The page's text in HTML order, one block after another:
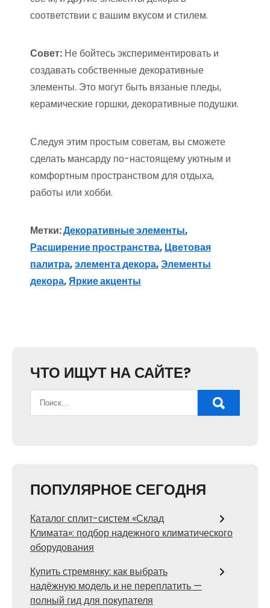
соответствии с вашим вкусом и стилем.
Совет: Не бойтесь экспериментировать и
создавать собственные декоративные
элементы. Это могут быть вязаные пледы,
керамические горшки, декоративные подушки.
Следуя этим простым советам, вы сможете
сделать мансарду по-настоящему уютным и
комфортным пространством для отдыха,
работы или хобби.
Метки:Декоративные элементы,
Расширение пространства, Цветовая
палитра,элемента декора,Элементы
декора,Яркие акценты
ЧТО ИЩУТ НА САЙТЕ?
ПОПУЛЯРНОЕ СЕГОДНЯ
Каталог сплит-систем «Склад
Климата»: подбор надежного климатического
оборудования
Купить стремянку: как выбрать
надёжную модель и не переплатить —
полный гид для покупателя